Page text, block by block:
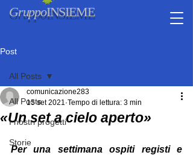
GruppoINSIEME
Post
All Posts
I nostri progetti
Storie
All Posts
«Un set a cielo aperto»
comunicazione283
15 set 2021 Tempo di lettura: 3 min
Per una settimana ospiti registi e